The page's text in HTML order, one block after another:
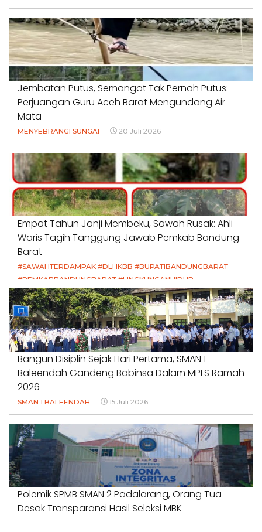
Jembatan Putus, Semangat Tak Pernah Putus:
Perjuangan Guru Aceh Barat Mengundang Air
Mata
MENYEBRANGI SUNGAI 20 Juli 2026
Empat Tahun Janji Membeku, Sawah Rusak: Ahli
Waris Tagih Tanggung Jawab Pemkab Bandung
Barat
#SAWAHTERDAMPAK #DLHKBB #BUPATIBANDUNGBARAT
#PEMKABBANDUNGBARAT #LINGKUNGANHIDUP
#HAKPETANI #KEADILANUNTUKPETANI
#NORMALISASISALURAN #IRIGASIRUSAK
#DUGAANPENCEMARAN #AKUNTABILITASPEMERINTAH
18 Juli 2026
Bangun Disiplin Sejak Hari Pertama, SMAN 1
Baleendah Gandeng Babinsa Dalam MPLS Ramah
2026
SMAN 1 BALEENDAH 15 Juli 2026
Polemik SPMB SMAN 2 Padalarang, Orang Tua
Desak Transparansi Hasil Seleksi MBK